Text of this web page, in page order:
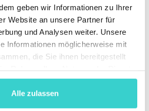
geben wir Informationen zu Ihrer
Website an unsere Partner für
und Analysen weiter. Unsere
Informationen möglicherweise mit
die Sie ihnen bereitgestellt
Alle zulassen
über 60 Tests durch und
Hardwarefehler mit einer
%. Für jedes getestete Gerät wird
das sich für den
wie Back Market,
Refurbed eignet.
um deine Testprozesse zu